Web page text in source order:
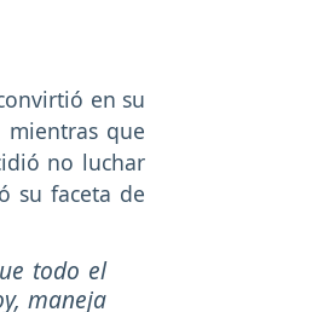
en su
que
no luchar
su faceta de
todo el
maneja